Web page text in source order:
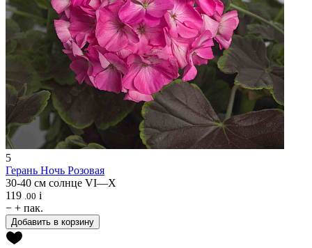
5
Герань Ночь Розовая
30-40 см солнце VI—X
119 .00 i
− + пак.
Добавить в корзину